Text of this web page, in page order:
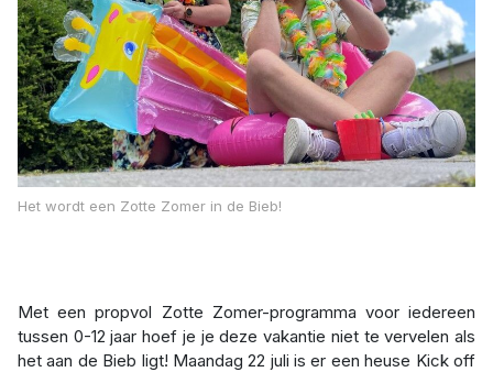
Het wordt een Zotte Zomer in de Bieb!
Met een propvol Zotte Zomer-programma voor iedereen
tussen 0-12 jaar hoef je je deze vakantie niet te vervelen als
het aan de Bieb ligt! Maandag 22 juli is er een heuse Kick off